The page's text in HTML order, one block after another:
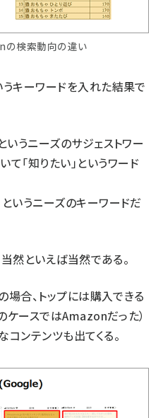
の検索動向の違い
キーワードを入れた結果で
いうニーズのサジェストワー
て「知りたい」というワード
というニーズのキーワードだ
然といえば当然である。
合、トップには購入できる
ケースではAmazonだった）
ンテンツも出てくる。